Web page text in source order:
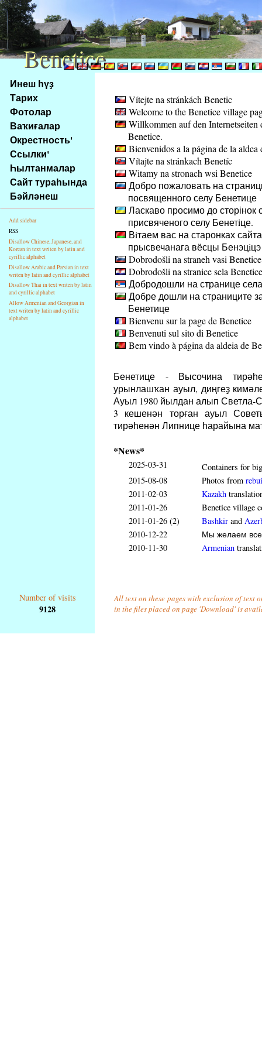
Na
obsah
stránky
Klávesové
zkratky
tomto
webu
základní
Hlavní
strana
Инеш һүҙ
Тарих
Фотолар
Ваҡиғалар
Окрестность'
Ссылки'
Һылтанмалар
Сайт тураһында
Бәйләнеш
Add sidebar
RSS
Disallow Chinese, Japanese, and
Korean in text writen by latin and
cyrillic alphabet
Disallow Arabic and Persian in text
writen by latin and cyrillic alphabet
Disallow Thai in text writen by latin
and cyrillic alphabet
Allow Armenian and Georgian in
text writen by latin and cyrillic
alphabet
Vítejte na stránkách Benetic
Welcome to the Benetice village
Willkommen auf den Internetseiten
Benetice.
Bienvenidos a la página de la aldea
Vítajte na stránkach Benetíc
Witamy na stronach wsi Benetice
Добро пожаловать на
посвященного селу Бенетице
Ласкаво просимо до сторінок
присвяченого селу Бенетiце.
Вiтаем вас на старонках
прысвечанага вёсцы Бенэцiцэ
Dobrodošli na straneh vasi Benetice
Dobrodošli na stranice sela Benetice
Добродошли на странице
Добре дошли на страниците
Бенетице
Bienvenu sur la page de Benetice
Benvenuti sul sito di Benetice
Bem vindo à página da aldeia de
Бенетице - Высочина
урынлашҡан ауыл, диңгеҙ
Ауыл 1980 йылдан алып Светла-
3 кешенән торған ауыл
тирәһенән Липнице һарайына
*News*
2025-03-31
Containers for
2015-08-08
Photos from
2011-02-03
Kazakh
2011-01-26
Benetice village
2011-01-26 (2)
Bashkir and
2010-12-22
Мы желаем
2010-11-30
Armenian
Number of visits
9128
All text on these pages with exclusion of text
in the files placed on page 'Download' is
Benetice
Benetice